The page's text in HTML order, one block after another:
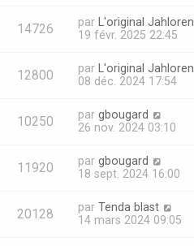
14726 par
L'original Jahloren
19 févr. 2025 22:45
12800 par
L'original Jahloren
08 déc. 2024 17:54
10250 par gbougard
26 nov. 2024 03:10
11920 par gbougard
18 sept. 2024 16:00
20128 par Tenda blast
14 mars 2024 09:05